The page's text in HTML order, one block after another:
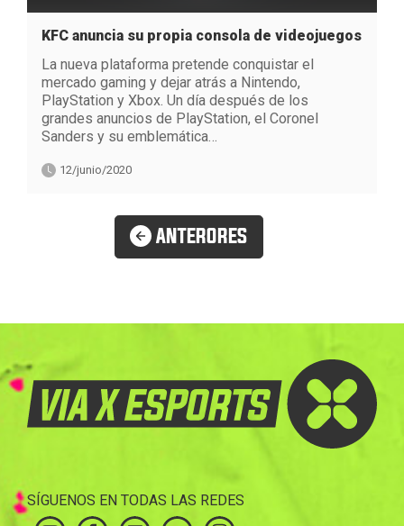
KFC anuncia su propia consola de videojuegos
La nueva plataforma pretende conquistar el
mercado gaming y dejar atrás a Nintendo,
PlayStation y Xbox. Un día después de los
grandes anuncios de PlayStation, el Coronel
Sanders y su emblemática…
12/junio/2020
ANTERORES
SÍGUENOS EN TODAS LAS REDES